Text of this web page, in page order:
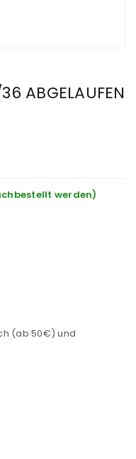
ABGELAUFEN
werden)
(ab 50€) und